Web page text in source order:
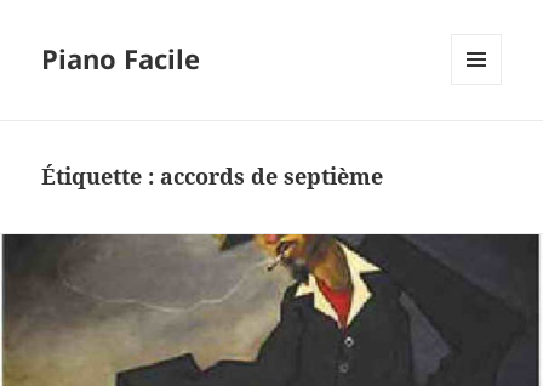
Piano Facile
Étiquette : accords de septième